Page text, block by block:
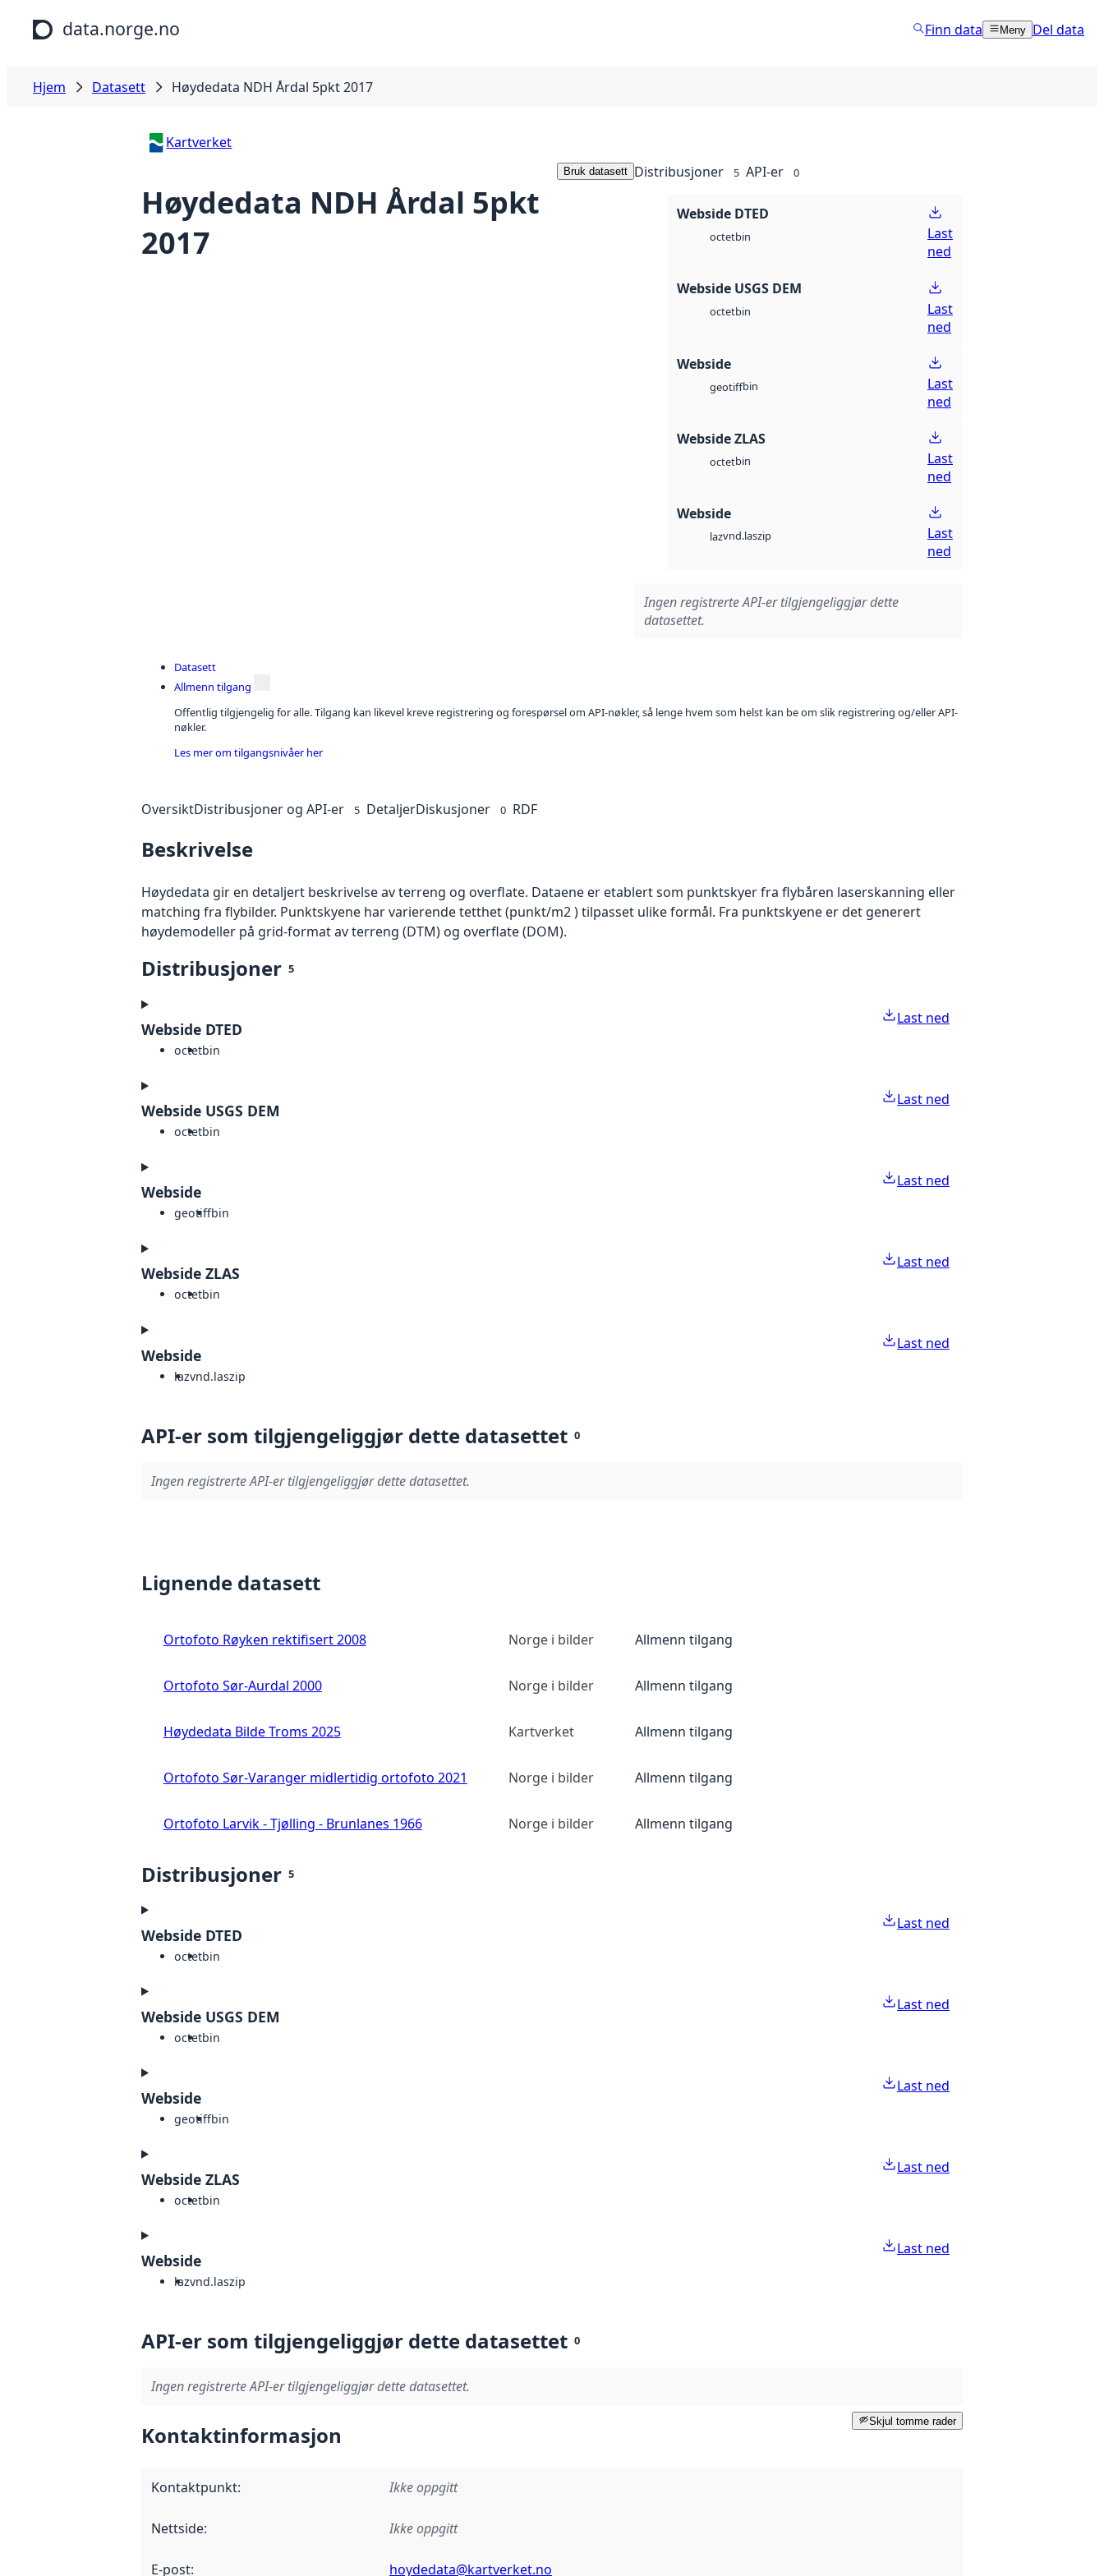
Hopp til hovedinnhold
data.norge.no Finn data Meny Del data
Hjem Datasett Høydedata NDH Årdal 5pkt 2017
Kartverket
Høydedata NDH Årdal 5pkt
2017
Bruk datasett Distribusjoner 5 API-er 0
Webside DTED
octetbin
Last
ned
Webside USGS DEM
octetbin
Last
ned
Webside
geotiffbin
Last
ned
Webside ZLAS
octetbin
Last
ned
Webside
lazvnd.laszip
Last
ned
Ingen registrerte API-er tilgjengeliggjør dette
datasettet.
Datasett
Allmenn tilgang
Offentlig tilgjengelig for alle. Tilgang kan likevel kreve registrering og forespørsel om API-nøkler, så lenge hvem som helst kan be om slik registrering og/eller API-
nøkler.
Les mer om tilgangsnivåer her
OversiktDistribusjoner og API-er 5 DetaljerDiskusjoner 0 RDF
Beskrivelse
Høydedata gir en detaljert beskrivelse av terreng og overflate. Dataene er etablert som punktskyer fra flybåren laserskanning eller
matching fra flybilder. Punktskyene har varierende tetthet (punkt/m2 ) tilpasset ulike formål. Fra punktskyene er det generert
høydemodeller på grid-format av terreng (DTM) og overflate (DOM).
Distribusjoner 5
Webside DTED
octetbin
Last ned
Webside USGS DEM
octetbin
Last ned
Webside
geotiffbin
Last ned
Webside ZLAS
octetbin
Last ned
Webside
lazvnd.laszip
Last ned
API-er som tilgjengeliggjør dette datasettet 0
Ingen registrerte API-er tilgjengeliggjør dette datasettet.
Lignende datasett
Ortofoto Røyken rektifisert 2008 Norge i bilder Allmenn tilgang
Ortofoto Sør-Aurdal 2000 Norge i bilder Allmenn tilgang
Høydedata Bilde Troms 2025 Kartverket Allmenn tilgang
Ortofoto Sør-Varanger midlertidig ortofoto 2021 Norge i bilder Allmenn tilgang
Ortofoto Larvik - Tjølling - Brunlanes 1966 Norge i bilder Allmenn tilgang
Distribusjoner 5
Webside DTED
octetbin
Last ned
Webside USGS DEM
octetbin
Last ned
Webside
geotiffbin
Last ned
Webside ZLAS
octetbin
Last ned
Webside
lazvnd.laszip
Last ned
API-er som tilgjengeliggjør dette datasettet 0
Ingen registrerte API-er tilgjengeliggjør dette datasettet.
Skjul tomme rader
Kontaktinformasjon
Kontaktpunkt: Ikke oppgitt
Nettside: Ikke oppgitt
E-post: hoydedata@kartverket.no